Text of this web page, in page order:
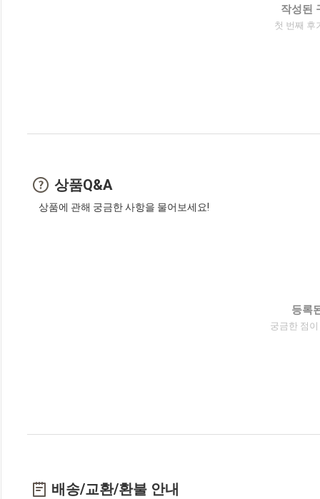
작성된
첫 번째 후
상품Q&A
상품에 관해 궁금한 사항을 물어보세요!
등록
궁금한 점
배송/교환/환불 안내